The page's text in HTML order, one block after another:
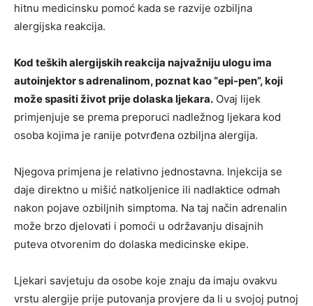
hitnu medicinsku pomoć kada se razvije ozbiljna
alergijska reakcija.
Kod teških alergijskih reakcija najvažniju ulogu ima
autoinjektor s adrenalinom, poznat kao “epi-pen”, koji
može spasiti život prije dolaska ljekara. Ovaj lijek
primjenjuje se prema preporuci nadležnog ljekara kod
osoba kojima je ranije potvrđena ozbiljna alergija.
Njegova primjena je relativno jednostavna. Injekcija se
daje direktno u mišić natkoljenice ili nadlaktice odmah
nakon pojave ozbiljnih simptoma. Na taj način adrenalin
može brzo djelovati i pomoći u održavanju disajnih
puteva otvorenim do dolaska medicinske ekipe.
Ljekari savjetuju da osobe koje znaju da imaju ovakvu
vrstu alergije prije putovanja provjere da li u svojoj putnoj